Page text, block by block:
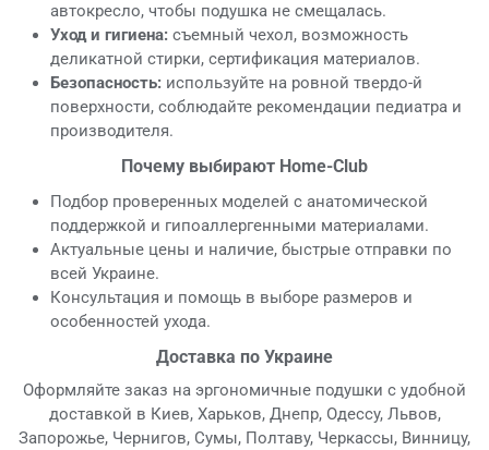
автокресло, чтобы подушка не смещалась.
Уход и гигиена: съемный чехол, возможность
деликатной стирки, сертификация материалов.
Безопасность: используйте на ровной твердо-й
поверхности, соблюдайте рекомендации педиатра и
производителя.
Почему выбирают Home-Club
Подбор проверенных моделей с анатомической
поддержкой и гипоаллергенными материалами.
Актуальные цены и наличие, быстрые отправки по
всей Украине.
Консультация и помощь в выборе размеров и
особенностей ухода.
Доставка по Украине
Оформляйте заказ на эргономичные подушки с удобной
доставкой в Киев, Харьков, Днепр, Одессу, Львов,
Запорожье, Чернигов, Сумы, Полтаву, Черкассы, Винницу,